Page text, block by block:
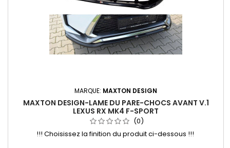
MARQUE: MAXTON DESIGN
MAXTON DESIGN-LAME DU PARE-CHOCS AVANT V.1
LEXUS RX MK4 F-SPORT
(0)
!!! Choisissez la finition du produit ci-dessous !!!